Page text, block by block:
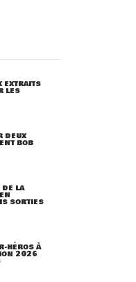
EXTRAITS
LES
DEUX
BOB
DE LA
SORTIES
HÉROS À
2026